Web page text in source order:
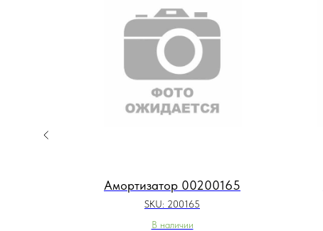
Амортизатор 00200165
SKU: 200165
В наличии